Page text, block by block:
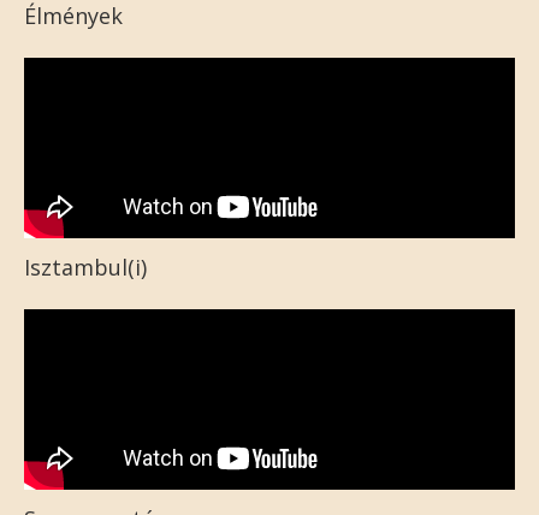
Élmények
Isztambul(i)